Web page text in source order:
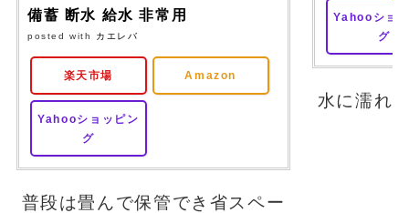
備蓄 断水 給水 非常用
posted with カエレバ
楽天市場 Amazon
Yahooショッピン
グ
普段は畳んで保管でき省スペー
Yahooショ
グ
水に濡れ